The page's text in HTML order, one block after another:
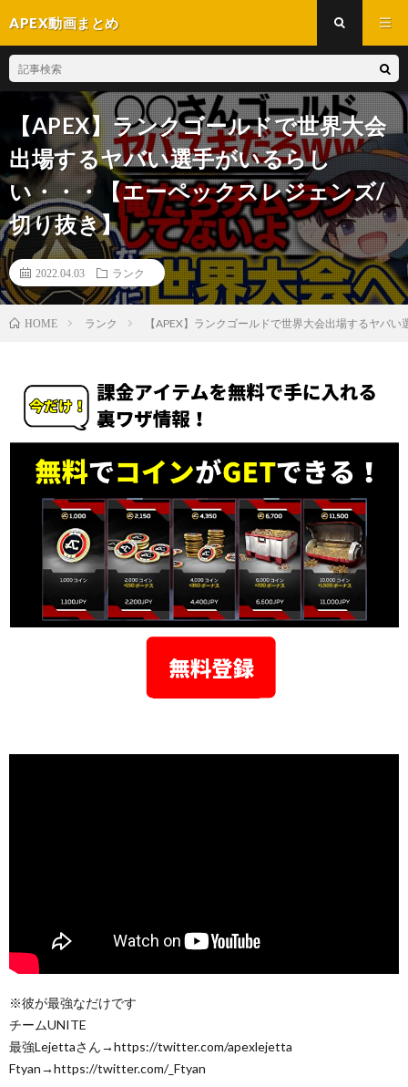
APEX動画まとめ
【APEX】ランクゴールドで世界大会
出場するヤバい選手がいるらし
い・・・【エーペックスレジェンズ/
切り抜き】
2022.04.03 ランク
HOME ランク 【APEX】ランクゴールドで世界大会出場するヤバ
※彼が最強なだけです
チームUNITE
最強Lejettaさん→https://twitter.com/apexlejetta
Ftyan→https://twitter.com/_Ftyan